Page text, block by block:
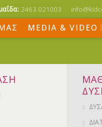
2463 021003
MEDIA & VIDEO